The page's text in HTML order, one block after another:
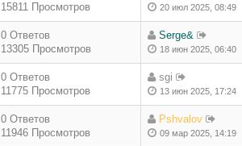
15811 Просмотров
20 июл 2025, 08:49
0 Ответов
13305 Просмотров
Serge&
18 июн 2025, 06:40
0 Ответов
11775 Просмотров
sgi
13 июн 2025, 17:24
0 Ответов
11946 Просмотров
Pshvalov
09 мар 2025, 14:19